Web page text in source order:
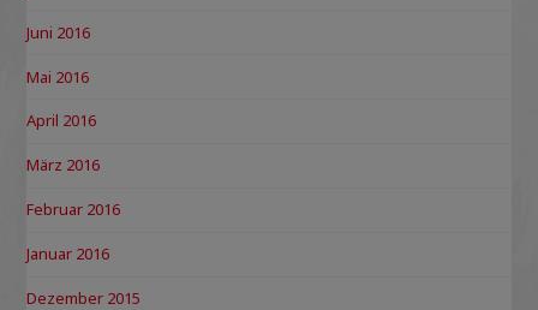
Juni 2016
Mai 2016
April 2016
März 2016
Februar 2016
Januar 2016
Dezember 2015